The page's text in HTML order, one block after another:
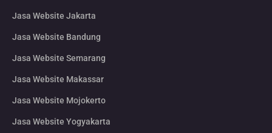
Jasa Website Jakarta
Jasa Website Bandung
Jasa Website Semarang
Jasa Website Makassar
Jasa Website Mojokerto
Jasa Website Yogyakarta